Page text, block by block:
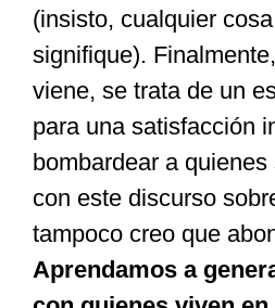
(insisto, cualquier
signifique).
viene, se trata de un
para una satisfacción
bombardear a
con este discurso
tampoco creo que
Aprendamos a